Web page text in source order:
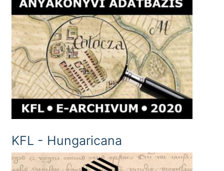
KFL - Hungaricana